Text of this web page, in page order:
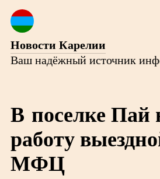
Новости Карелии
Ваш надёжный источник
В поселке Пай
работу
МФЦ